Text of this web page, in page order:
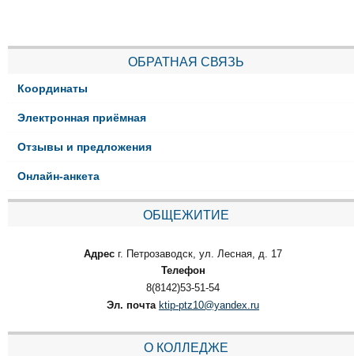
ОБРАТНАЯ СВЯЗЬ
Координаты
Электронная приёмная
Отзывы и предложения
Онлайн-анкета
ОБЩЕЖИТИЕ
Адрес г. Петрозаводск, ул. Лесная, д. 17
Телефон
8(8142)53-51-54
Эл. почта ktip-ptz10@yandex.ru
О КОЛЛЕДЖЕ